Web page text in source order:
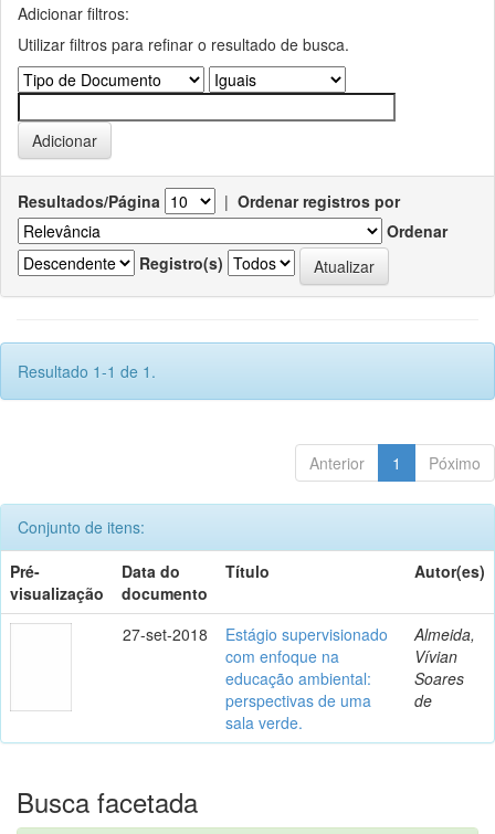
Adicionar filtros:
Utilizar filtros para refinar o resultado de busca.
Resultados/Página | Ordenar registros por
Ordenar
Registro(s)
Resultado 1-1 de 1.
Anterior 1 Póximo
Conjunto de itens:
Pré-
visualização
Data do
documento
Título Autor(es)
27-set-2018
Estágio supervisionado
com enfoque na
educação ambiental:
perspectivas de uma
sala verde.
Almeida,
Vívian
Soares
de
Busca facetada